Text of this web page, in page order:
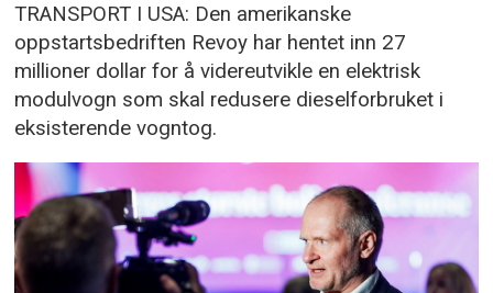
TRANSPORT I USA: Den amerikanske
oppstartsbedriften Revoy har hentet inn 27
millioner dollar for å videreutvikle en elektrisk
modulvogn som skal redusere dieselforbruket i
eksisterende vogntog.